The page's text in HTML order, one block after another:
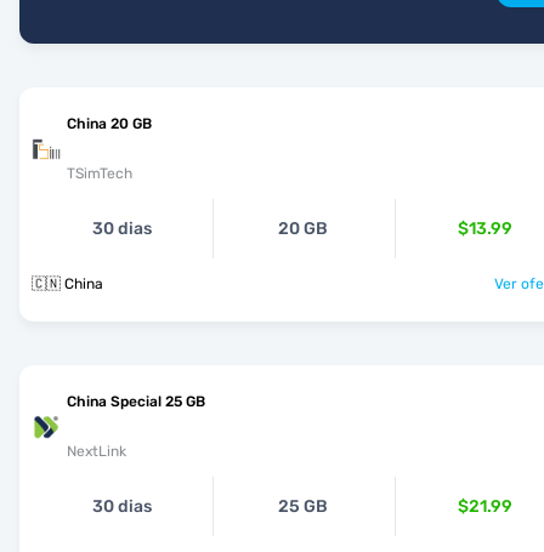
China 20 GB
TSimTech
30 dias 20 GB $13.99
🇨🇳 China Ver
China Special 25 GB
NextLink
30 dias 25 GB $21.99